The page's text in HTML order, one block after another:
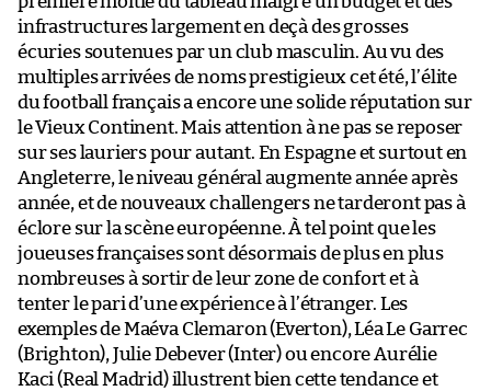
infrastructures largement en deçà des grosses
écuries soutenues par un club masculin. Au vu des
multiples arrivées de noms prestigieux cet été, l’élite
du football français a encore une solide réputation sur
le Vieux Continent. Mais attention à ne pas se reposer
sur ses lauriers pour autant. En Espagne et surtout en
Angleterre, le niveau général augmente année après
année, et de nouveaux challengers ne tarderont pas à
éclore sur la scène européenne. À tel point que les
joueuses françaises sont désormais de plus en plus
nombreuses à sortir de leur zone de confort et à
tenter le pari d’une expérience à l’étranger. Les
exemples de Maéva Clemaron (Everton), Léa Le Garrec
(Brighton), Julie Debever (Inter) ou encore Aurélie
Kaci (Real Madrid) illustrent bien cette tendance et